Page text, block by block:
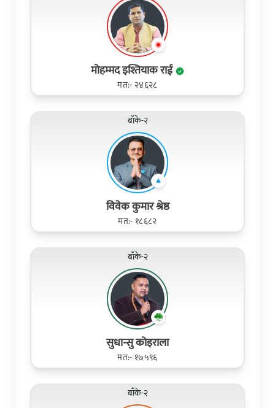
मोहम्मद इश्तियाक राई
मत:- २४६२८
बाँके-२
विवेक कुमार श्रेष्ठ
मत:- १८६८२
बाँके-२
सुधान्सु कोइराला
मत:- १७५९६
बाँके-२